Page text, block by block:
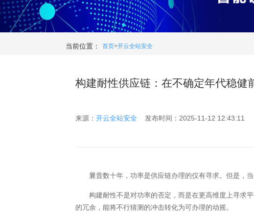
当前位置： 首页>开云全站安全
构建耐性供应链：在不确定年代稳健
来源：开云全站安全 发布时间：2025-11-12 12:43:11
曩昔数十年，功率是供应链办理的仅有寻求。但是，当
构建耐性不是对功率的否定，而是在更高维度上寻求平
的冗余，能将不行猜测的冲击转化为可办理的动摇。